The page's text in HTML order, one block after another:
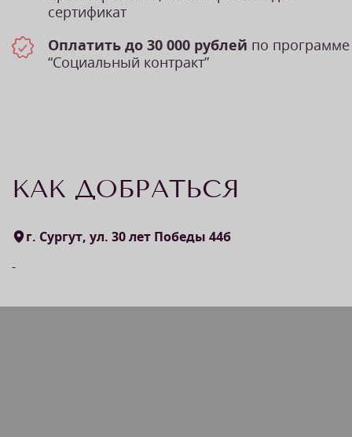
сертификат
Оплатить до 30 000 рублей по программе
“Социальный контракт”
КАК ДОБРАТЬСЯ
г. Сургут, ул. 30 лет Победы 44б
-